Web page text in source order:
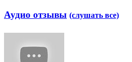
Аудио отзывы (слушать все)